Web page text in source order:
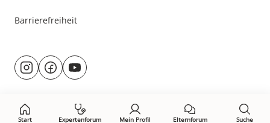
Start Expertenforum Mein Profil Elternforum Suche
Barrierefreiheit
Besuche
uns@rund.ums.baby
facebook.com/rundumsbaby.de
youtube.com/@rundumsbaby_